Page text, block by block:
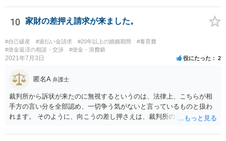
ローンという理由で過払金請求ができないということはありません。
本、返済計画及び返済経過等の具体的な資料を用意して、一度弁護士
に相談するのがよいと考えます。
ロではありませんが、嘘はどこかで客観的事実との矛盾等を生じて嘘
と露呈することが多いでしょう。裁判で虚偽の事実が主張された場
合、相手方の反論・反証によって虚偽が虚偽と曝かれることが期待さ
れています。頑張って虚偽を曝いてください。 > 私は和解金を支払わ
なければいけないのでしょうか。 和解するかどうかは当事者の自由で
す。 > この副委員長の流した噂がきっかけで会社を辞めることにな
いでしょうか 副委員長の不法行為につき組合が使用者責任（民法715
することは、手続きとしては可能です。 もっとも、副委員長が噂を流
した事実の立証がまず難しいかと思いますし、噂を流した行為と退職
との因果関係や、副委員長の行為が組合の事業の執行についての行為
10 家財の差押え請求が来ました。
#自己破産 #過払い金請求 #20年以上の婚姻期間
#養育費
#借金返済の相談・交渉
#借金・浪費癖
2021年7月3日 役にたった 2
匿名A 弁護士
裁判所から訴状が来たのに無視するというのは、法律上、こちらが相
手方の言い分を全部認め、一切争う気がないと言っているものと扱わ
れます。 そのように、向こうの差し押さえは、裁判所のお墨付きを得
ットは一切ありません。 むしろ、あなたに連絡しても無視されたこと